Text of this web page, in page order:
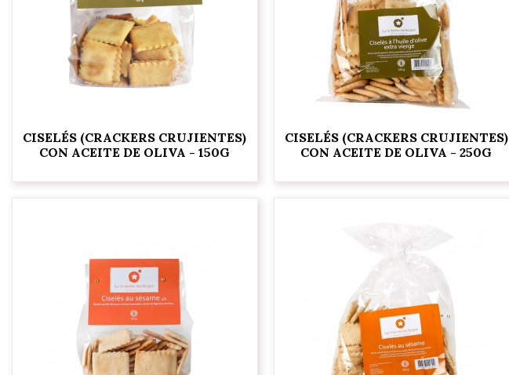
CISELÉS (CRACKERS CRUJIENTES)
CON ACEITE DE OLIVA - 150G
CISELÉS (CRACKERS CRUJIENTES)
CON ACEITE DE OLIVA - 250G